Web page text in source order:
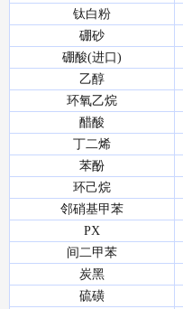
钛白粉
硼砂
硼酸(进口)
乙醇
环氧乙烷
醋酸
丁二烯
苯酚
环己烷
邻硝基甲苯
PX
间二甲苯
炭黑
硫磺